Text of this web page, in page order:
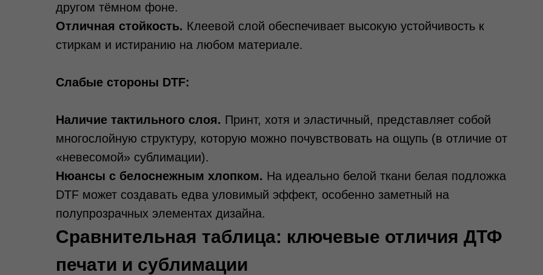
другом тёмном фоне.
Отличная стойкость. Клеевой слой обеспечивает высокую устойчивость к
стиркам и истиранию на любом материале.
Слабые стороны DTF:
Наличие тактильного слоя. Принт, хотя и эластичный, представляет собой
многослойную структуру, которую можно почувствовать на ощупь (в отличие от
«невесомой» сублимации).
Нюансы с белоснежным хлопком. На идеально белой ткани белая подложка
DTF может создавать едва уловимый эффект, особенно заметный на
полупрозрачных элементах дизайна.
Сравнительная таблица: ключевые отличия ДТФ
печати и сублимации